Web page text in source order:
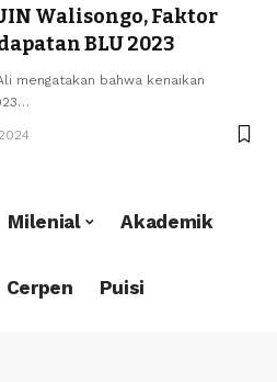
Walisongo, Faktor
BLU 2023
mengatakan bahwa kenaikan
Milenial Akademik
Cerpen Puisi